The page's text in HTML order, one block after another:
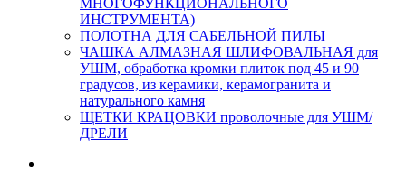
МНОГОФУНКЦИОНАЛЬНОГО
ИНСТРУМЕНТА)
ПОЛОТНА ДЛЯ САБЕЛЬНОЙ ПИЛЫ
ЧАШКА АЛМАЗНАЯ ШЛИФОВАЛЬНАЯ для
УШМ, обработка кромки плиток под 45 и 90
градусов, из керамики, керамогранита и
натурального камня
ЩЕТКИ КРАЦОВКИ проволочные для УШМ/
ДРЕЛИ